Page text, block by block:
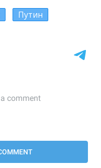
Путин